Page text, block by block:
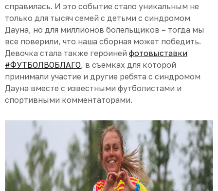
справилась. И это событие стало уникальным не
только для тысяч семей с детьми с синдромом
Дауна, но для миллионов болельщиков – тогда мы
все поверили, что наша сборная может победить.
Девочка стала также героиней фотовыставки
#ФУТБОЛВОБЛАГО, в съемках для которой
принимали участие и другие ребята с синдромом
Дауна вместе с известными футболистами и
спортивными комментаторами.